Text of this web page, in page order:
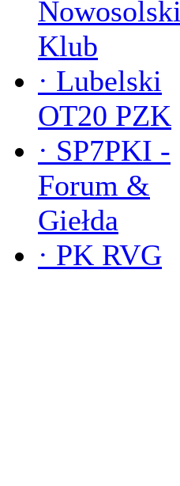
Nowosolski
Klub
· Lubelski
OT20 PZK
· SP7PKI -
Forum &
Giełda
· PK RVG